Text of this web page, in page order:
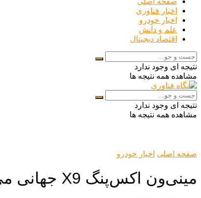
اخبار فناوری
اخبار خودرو
علم و دانش
اقتصاد دیجیتال
نتیجه ای وجود ندارد
مشاهده همه نتیجه ها
نتیجه ای وجود ندارد
مشاهده همه نتیجه ها
صفحه اصلی اخبار خودرو
مینی‌ون اکس‌پنگ X9 جهانی می‌شود: طراحی لوکس و بُرد ۷۴۰ کیلومتری!